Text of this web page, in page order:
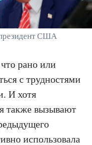
США
рано или
с трудностями
И хотя
также вызывают
использовала